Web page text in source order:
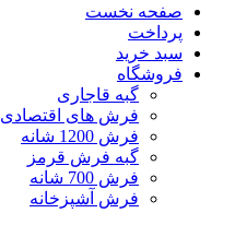
صفحه نخست
پرداخت
سبد خرید
فروشگاه
گبه قاجاری
فرش های اقتصادی
فرش 1200 شانه
گبه فرش قرمز
فرش 700 شانه
فرش آشپزخانه